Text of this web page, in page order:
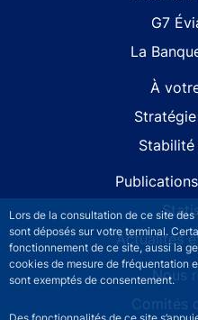
Lors de la consultation de ce site
sont déposés sur votre terminal.
fonctionnement de ce site, aussi la
cookies de mesure de fréquentation
sont exemptés de consentement.
G7
La
À
Actualités
Nous
Comités